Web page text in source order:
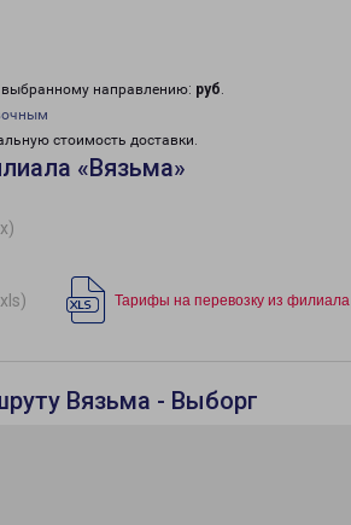
направлению: руб.
стоимость доставки.
«Вязьма»
Тарифы на перевозку из филиала
Вязьма - Выборг